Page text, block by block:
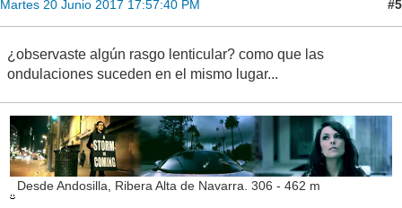
Martes 20 Junio 2017 17:57:40 PM #5
¿observaste algún rasgo lenticular? como que las
ondulaciones suceden en el mismo lugar...
Desde Andosilla, Ribera Alta de Navarra. 306 - 462 m